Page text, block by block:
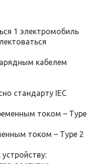
1 электромобиль
кабелем
стандарту IEC
током – Type
током – Type 2